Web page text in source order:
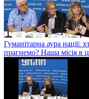
Гуманітарна аура нації:
прагнемо? Наша місія в